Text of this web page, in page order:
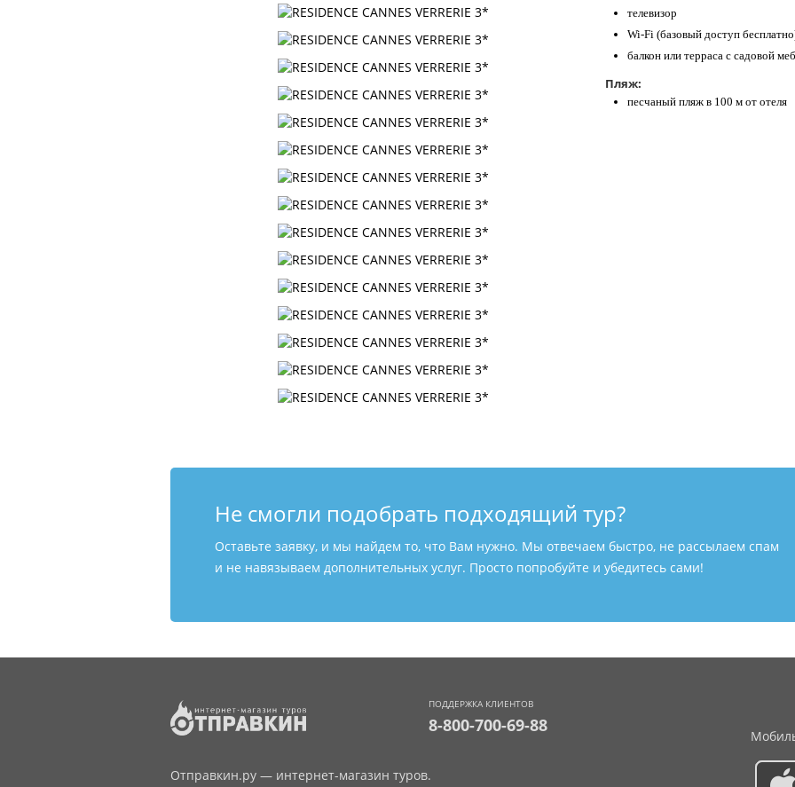
телевизор
Wi-Fi (базовый доступ
балкон или терраса с садовой
Пляж:
песчаный пляж в 100 м от отеля
Не смогли подобрать подходящий тур?
Оставьте заявку, и мы найдем то, что Вам нужно. Мы отвечаем быстро, не рассылаем спам
и не навязываем дополнительных услуг. Просто попробуйте и убедитесь сами!
ПОДДЕРЖКА КЛИЕНТОВ
8-800-700-69-88
Отправкин.ру — интернет-магазин туров.